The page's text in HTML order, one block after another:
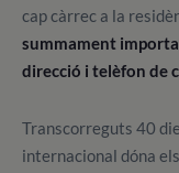
cap càrrec a la
summament
direcció i telèfon de
Transcorreguts 40
internacional dóna